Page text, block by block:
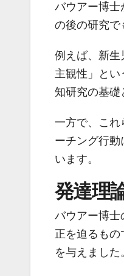
バウアー博士
の後の研究で
例えば、新生
主観性」と
知研究の基礎
一方で、これ
ーチング行
います。
発達理
バウアー博士
正を迫るも
を与えました